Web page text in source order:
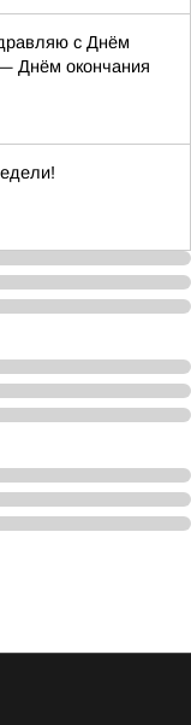
с Днём
Днём окончания